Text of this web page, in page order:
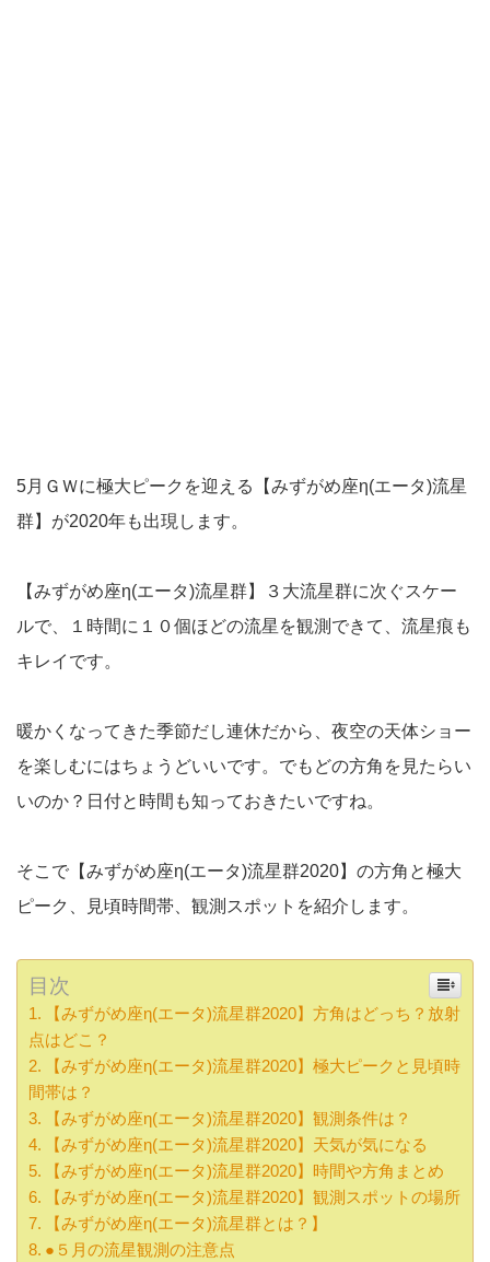
5月ＧＷに極大ピークを迎える【みずがめ座η(エータ)流星
群】が2020年も出現します。
【みずがめ座η(エータ)流星群】３大流星群に次ぐスケー
ルで、１時間に１０個ほどの流星を観測できて、流星痕も
キレイです。
暖かくなってきた季節だし連休だから、夜空の天体ショー
を楽しむにはちょうどいいです。でもどの方角を見たらい
いのか？日付と時間も知っておきたいですね。
そこで【みずがめ座η(エータ)流星群2020】の方角と極大
ピーク、見頃時間帯、観測スポットを紹介します。
目次
【みずがめ座η(エータ)流星群2020】方角はどっち？放射
点はどこ？
【みずがめ座η(エータ)流星群2020】極大ピークと見頃時
間帯は？
【みずがめ座η(エータ)流星群2020】観測条件は？
【みずがめ座η(エータ)流星群2020】天気が気になる
【みずがめ座η(エータ)流星群2020】時間や方角まとめ
【みずがめ座η(エータ)流星群2020】観測スポットの場所
【みずがめ座η(エータ)流星群とは？】
●５月の流星観測の注意点